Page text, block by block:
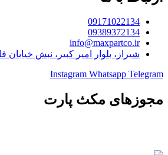
09171022134
09389372134
info@maxpartco.ir
شیراز، بلوار امیر کبیر، نبش خیابان
Instagram Whatsapp Telegram
مجوزهای مکث پارت